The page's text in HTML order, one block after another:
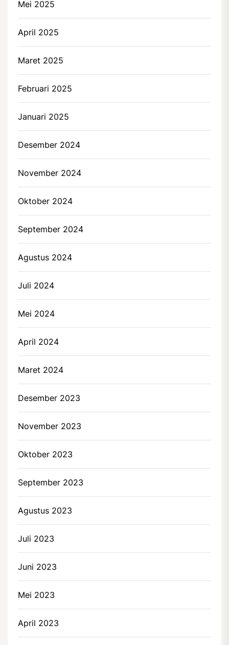
Mei 2025
April 2025
Maret 2025
Februari 2025
Januari 2025
Desember 2024
November 2024
Oktober 2024
September 2024
Agustus 2024
Juli 2024
Mei 2024
April 2024
Maret 2024
Desember 2023
November 2023
Oktober 2023
September 2023
Agustus 2023
Juli 2023
Juni 2023
Mei 2023
April 2023